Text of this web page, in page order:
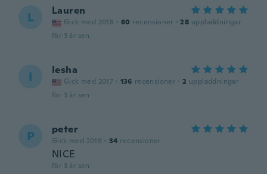
L Lauren
Gick med 2018 · 60 recensioner · 28 uppladdningar
för 3 år sen
I Iesha
Gick med 2017 · 136 recensioner · 2 uppladdningar
för 3 år sen
P peter
Gick med 2019 · 34 recensioner
NICE
för 3 år sen